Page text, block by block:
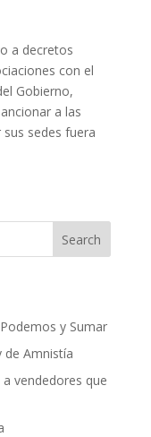
a decretos
con el
Gobierno,
a las
sedes fuera
Search
y Sumar
de Amnistía
vendedores que